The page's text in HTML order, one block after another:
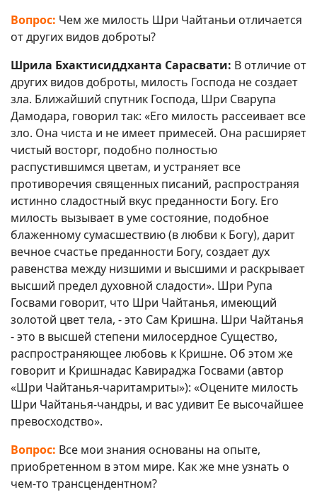
Вопрос: Чем же милость Шри Чайтаньи отличается
от других видов доброты?
Шрила Бхактисиддханта Сарасвати: В отличие от
других видов доброты, милость Господа не создает
зла. Ближайший спутник Господа, Шри Сварупа
Дамодара, говорил так: «Его милость рассеивает все
зло. Она чиста и не имеет примесей. Она расширяет
чистый восторг, подобно полностью
распустившимся цветам, и устраняет все
противоречия священных писаний, распространяя
истинно сладостный вкус преданности Богу. Его
милость вызывает в уме состояние, подобное
блаженному сумасшествию (в любви к Богу), дарит
вечное счастье преданности Богу, создает дух
равенства между низшими и высшими и раскрывает
высший предел духовной сладости». Шри Рупа
Госвами говорит, что Шри Чайтанья, имеющий
золотой цвет тела, - это Сам Кришна. Шри Чайтанья
- это в высшей степени милосердное Существо,
распространяющее любовь к Кришне. Об этом же
говорит и Кришнадас Кавираджа Госвами (автор
«Шри Чайтанья-чаритамриты»): «Оцените милость
Шри Чайтанья-чандры, и вас удивит Ее высочайшее
превосходство».
Вопрос: Все мои знания основаны на опыте,
приобретенном в этом мире. Как же мне узнать о
чем-то трансцендентном?